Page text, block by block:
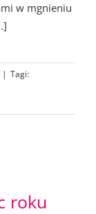
w mgnieniu
| Tagi:
roku